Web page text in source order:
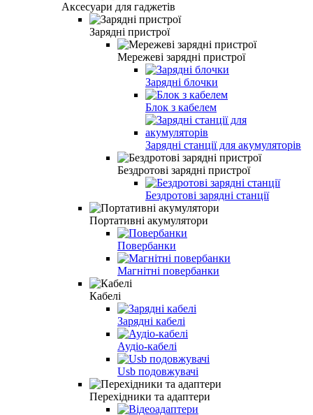
Аксесуари для гаджетів
Зарядні пристрої
Мережеві зарядні пристрої
Зарядні блочки
Блок з кабелем
Зарядні станції для акумуляторів
Бездротові зарядні пристрої
Бездротові зарядні станції
Портативні акумулятори
Повербанки
Магнітні повербанки
Кабелі
Зарядні кабелі
Аудіо-кабелі
Usb подовжувачі
Перехідники та адаптери